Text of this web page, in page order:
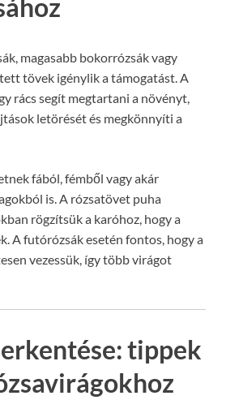
magasabb bokorrózsák vagy
tövek igénylik a támogatást. A
rács segít megtartani a növényt,
letörését és megkönnyíti a
fából, fémből vagy akár
is. A rózsatövet puha
rögzítsük a karóhoz, hogy a
A futórózsák esetén fontos, hogy a
vezessük, így több virágot
tippek